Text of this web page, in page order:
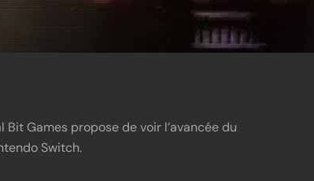
Games propose de voir l’avancée du
Switch.